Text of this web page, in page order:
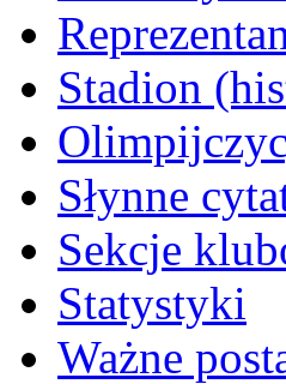
Stadion
Słynne
Sekcje
Statystyki
Ważne